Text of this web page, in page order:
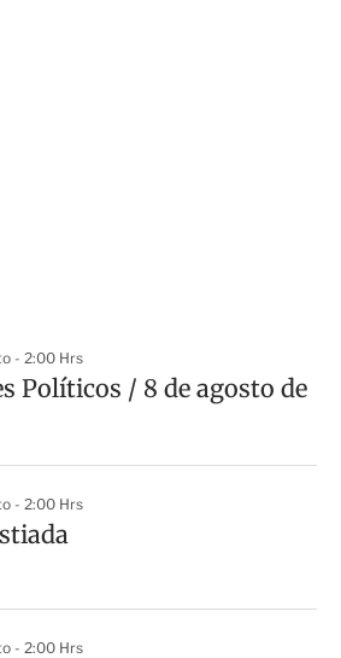
- 2:00 Hrs
Políticos / 8 de agosto de
- 2:00 Hrs
- 2:00 Hrs